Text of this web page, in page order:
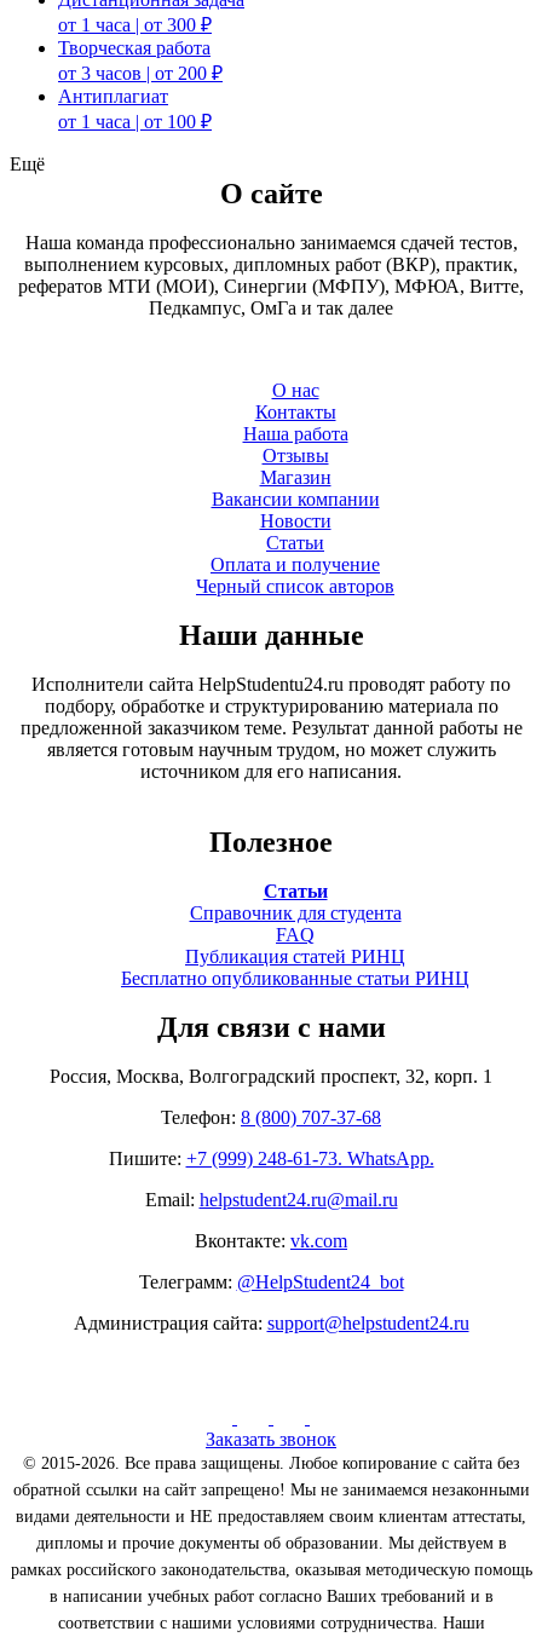
от 1 часа | от 300 ₽
Творческая работа
от 3 часов | от 200 ₽
Антиплагиат
от 1 часа | от 100 ₽
Ещё
О сайте
Наша команда профессионально занимаемся сдачей тестов,
выполнением курсовых, дипломных работ (ВКР), практик,
рефератов МТИ (МОИ), Синергии (МФПУ), МФЮА, Витте,
Педкампус, ОмГа и так далее
О нас
Контакты
Наша работа
Отзывы
Магазин
Вакансии компании
Новости
Статьи
Оплата и получение
Черный список авторов
Наши данные
Исполнители сайта HelpStudentu24.ru проводят работу по
подбору, обработке и структурированию материала по
предложенной заказчиком теме. Результат данной работы не
является готовым научным трудом, но может служить
источником для его написания.
Полезное
Статьи
Справочник для студента
FAQ
Публикация статей РИНЦ
Бесплатно опубликованные статьи РИНЦ
Для связи с нами
Россия, Москва, Волгоградский проспект, 32, корп. 1
Телефон: 8 (800) 707-37-68
Пишите: +7 (999) 248-61-73. WhatsApp.
Email: helpstudent24.ru@mail.ru
Вконтакте: vk.com
Телеграмм: @HelpStudent24_bot
Администрация сайта: support@helpstudent24.ru
Заказать звонок
© 2015-2026. Все права защищены. Любое копирование с сайта без
обратной ссылки на сайт запрещено! Мы не занимаемся незаконными
видами деятельности и НЕ предоставляем своим клиентам аттестаты,
дипломы и прочие документы об образовании. Мы действуем в
рамках российского законодательства, оказывая методическую помощь
в написании учебных работ согласно Ваших требований и в
соответствии с нашими условиями сотрудничества. Наши